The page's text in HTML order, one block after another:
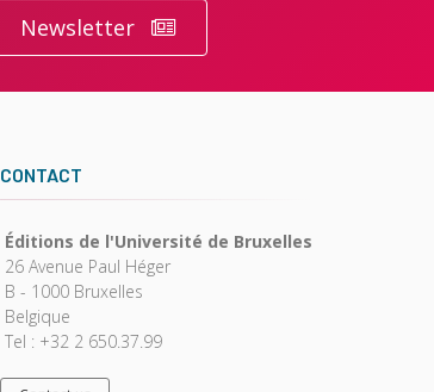
Newsletter
CONTACT
Éditions de l'Université de Bruxelles
26 Avenue Paul Héger
B - 1000 Bruxelles
Belgique
Tel : +32 2 650.37.99